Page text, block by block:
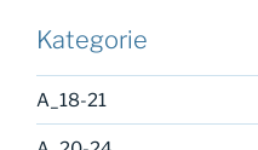
Kategorie
A_18-21